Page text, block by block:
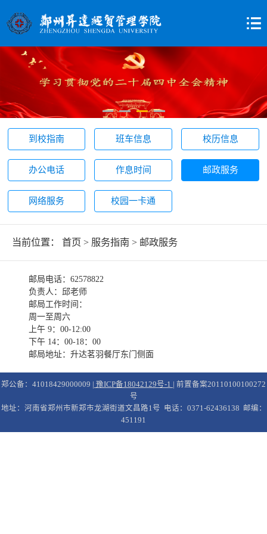
到校指南 班车信息 校历信息
办公电话 作息时间 邮政服务
网络服务 校园一卡通
当前位置： 首页 > 服务指南 > 邮政服务
邮局电话：62578822
负责人：邱老师
邮局工作时间：
周一至周六
上午 9：00-12:00
下午 14：00-18：00
邮局地址：升达茗羽餐厅东门侧面
郑公备：41018429000009 | 豫ICP备18042129号-1
| 前置备案20110100100272
号
地址：河南省郑州市新郑市龙湖街道文昌路1号 电话：0371-62436138 邮编：
451191